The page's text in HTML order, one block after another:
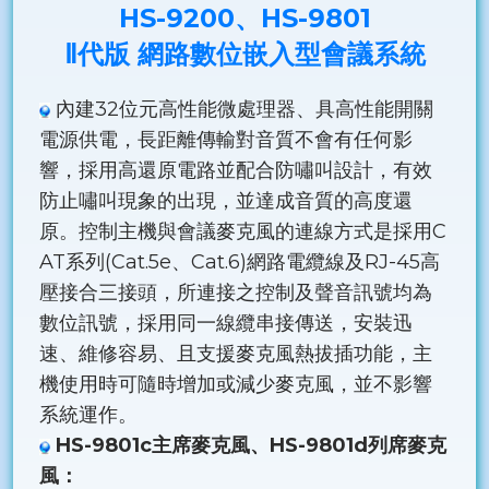
HS-9200、HS-9801
Ⅱ代版 網路數位嵌入型會議系統
內建32位元高性能微處理器、具高性能開關
電源供電，長距離傳輸對音質不會有任何影
響，採用高還原電路並配合防嘯叫設計，有效
防止嘯叫現象的出現，並達成音質的高度還
原。控制主機與會議麥克風的連線方式是採用C
AT系列(Cat.5e、Cat.6)網路電纜線及RJ-45高
壓接合三接頭，所連接之控制及聲音訊號均為
數位訊號，採用同一線纜串接傳送，安裝迅
速、維修容易、且支援麥克風熱拔插功能，主
機使用時可隨時增加或減少麥克風，並不影響
系統運作。
HS-9801c主席麥克風、HS-9801d列席麥克
風：